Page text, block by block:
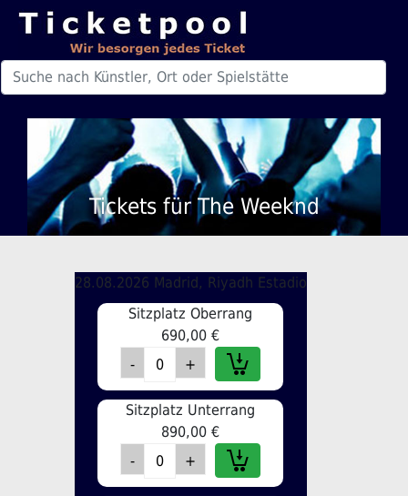
Tickets für The Weeknd
28.08.2026 Madrid, Riyadh Estadio
Sitzplatz Oberrang
690,00 €
Sitzplatz Unterrang
890,00 €